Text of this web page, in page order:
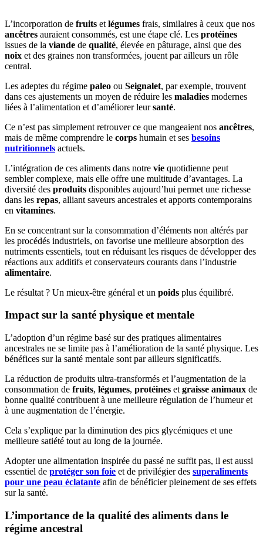
L’incorporation de fruits et légumes frais, similaires à ceux que nos
ancêtres auraient consommés, est une étape clé. Les protéines
issues de la viande de qualité, élevée en pâturage, ainsi que des
noix et des graines non transformées, jouent par ailleurs un rôle
central.
Les adeptes du régime paleo ou Seignalet, par exemple, trouvent
dans ces ajustements un moyen de réduire les maladies modernes
liées à l’alimentation et d’améliorer leursanté.
Ce n’est pas simplement retrouver ce que mangeaient nos ancêtres,
mais de même comprendre le corps humain et ses besoins
nutritionnels actuels.
L’intégration de ces aliments dans notre vie quotidienne peut
sembler complexe, mais elle offre une multitude d’avantages. La
diversité des produits disponibles aujourd’hui permet une richesse
dans les repas, alliant saveurs ancestrales et apports contemporains
en vitamines.
En se concentrant sur la consommation d’éléments non altérés par
les procédés industriels, on favorise une meilleure absorption des
nutriments essentiels, tout en réduisant les risques de développer des
réactions aux additifs et conservateurs courants dans l’industrie
alimentaire.
Le résultat ? Un mieux-être général et un poids plus équilibré.
Impact sur la santé physique et mentale
L’adoption d’un régime basé sur des pratiques alimentaires
ancestrales ne se limite pas à l’amélioration de la santé physique. Les
bénéfices sur la santé mentale sont par ailleurs significatifs.
La réduction de produits ultra-transformés et l’augmentation de la
consommation de fruits, légumes, protéines et graisse animaux de
bonne qualité contribuent à une meilleure régulation de l’humeur et
à une augmentation de l’énergie.
Cela s’explique par la diminution des pics glycémiques et une
meilleure satiété tout au long de la journée.
Adopter une alimentation inspirée du passé ne suffit pas, il est aussi
essentiel de protéger son foie et de privilégier des superaliments
pour une peau éclatante afin de bénéficier pleinement de ses effets
sur la santé.
L’importance de la qualité des aliments dans le
régime ancestral